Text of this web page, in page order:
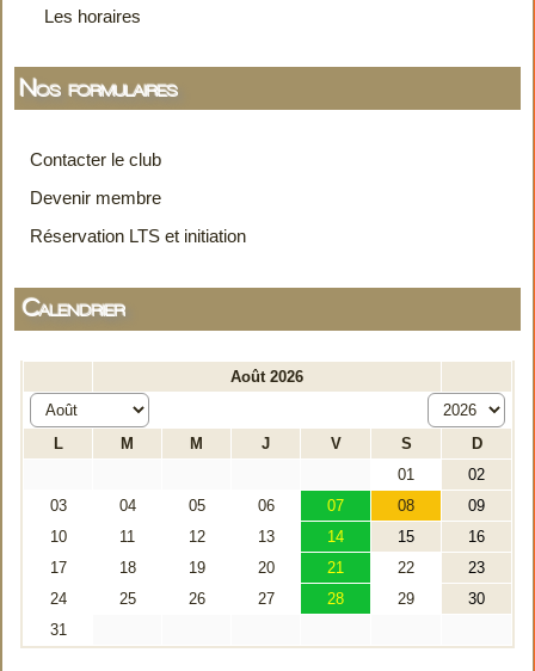
Les horaires
Nos formulaires
Contacter le club
Devenir membre
Réservation LTS et initiation
Calendrier